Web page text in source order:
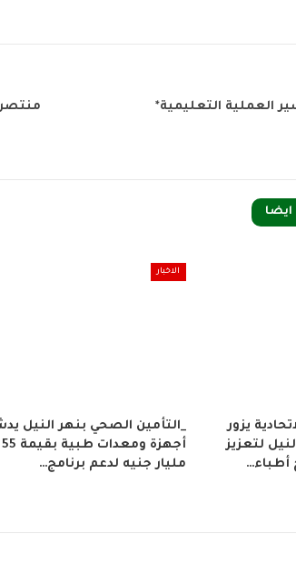
العملية التعليمية*
يزور
لتعزيز
أطباء…
الاخبار
_التأمين الصحي بنهر النيل
أجهزة ومعدات طبية بقيمة 55
مليار جنيه لدعم برنامج…